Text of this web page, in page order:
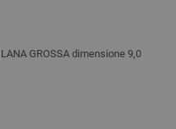
GROSSA dimensione 9,0